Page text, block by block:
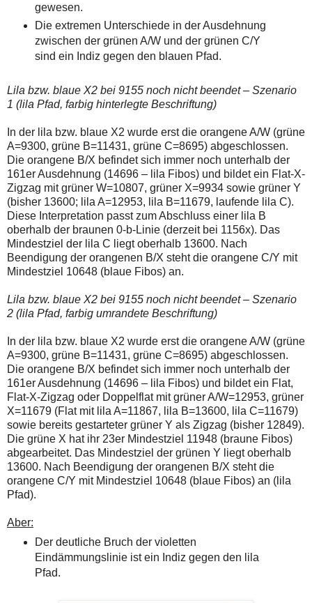
gewesen.
Die extremen Unterschiede in der Ausdehnung
zwischen der grünen A/W und der grünen C/Y
sind ein Indiz gegen den blauen Pfad.
Lila bzw. blaue X2 bei 9155 noch nicht beendet – Szenario
1 (lila Pfad, farbig hinterlegte Beschriftung)
In der lila bzw. blaue X2 wurde erst die orangene A/W (grüne
A=9300, grüne B=11431, grüne C=8695) abgeschlossen.
Die orangene B/X befindet sich immer noch unterhalb der
161er Ausdehnung (14696 – lila Fibos) und bildet ein Flat-X-
Zigzag mit grüner W=10807, grüner X=9934 sowie grüner Y
(bisher 13600; lila A=12953, lila B=11679, laufende lila C).
Diese Interpretation passt zum Abschluss einer lila B
oberhalb der braunen 0-b-Linie (derzeit bei 1156x). Das
Mindestziel der lila C liegt oberhalb 13600. Nach
Beendigung der orangenen B/X steht die orangene C/Y mit
Mindestziel 10648 (blaue Fibos) an.
Lila bzw. blaue X2 bei 9155 noch nicht beendet – Szenario
2 (lila Pfad, farbig umrandete Beschriftung)
In der lila bzw. blaue X2 wurde erst die orangene A/W (grüne
A=9300, grüne B=11431, grüne C=8695) abgeschlossen.
Die orangene B/X befindet sich immer noch unterhalb der
161er Ausdehnung (14696 – lila Fibos) und bildet ein Flat,
Flat-X-Zigzag oder Doppelflat mit grüner A/W=12953, grüner
X=11679 (Flat mit lila A=11867, lila B=13600, lila C=11679)
sowie bereits gestarteter grüner Y als Zigzag (bisher 12849).
Die grüne X hat ihr 23er Mindestziel 11948 (braune Fibos)
abgearbeitet. Das Mindestziel der grünen Y liegt oberhalb
13600. Nach Beendigung der orangenen B/X steht die
orangene C/Y mit Mindestziel 10648 (blaue Fibos) an (lila
Pfad).
Aber:
Der deutliche Bruch der violetten
Eindämmungslinie ist ein Indiz gegen den lila
Pfad.